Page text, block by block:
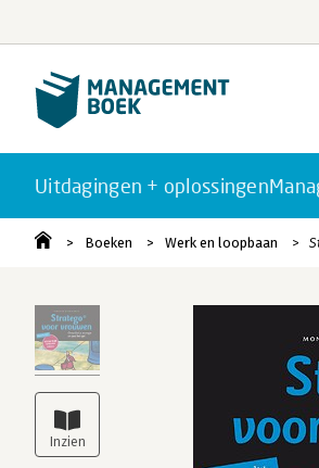
Uitdagingen + oplossingen
Boeken Werk en loopbaan